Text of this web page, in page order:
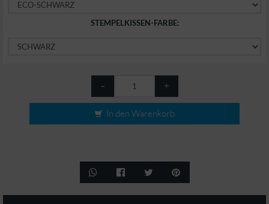
STEMPELKISSEN-FARBE:
– +
In den Warenkorb